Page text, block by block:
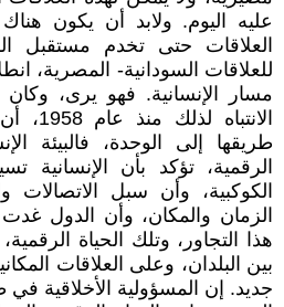
عليه اليوم. ولابد أن يكون
العلاقات حتى تخدم مستقبل
للعلاقات السودانية- المصرية،
مسار الإنسانية. فهو يرى، وكان
طريقها إلى الوحدة، فالبيئة
الرقمية، تؤكد بأن
الكوكبية، وأن سبل الاتصالات
الزمان والمكان، وأن الدول
هذا التجاور، وتلك الحياة
بين البلدان، وعلى العلاقات
جديد. إن المسؤولية الأخلاقية في